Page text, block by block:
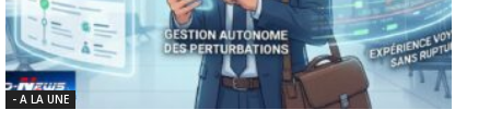
- A LA UNE